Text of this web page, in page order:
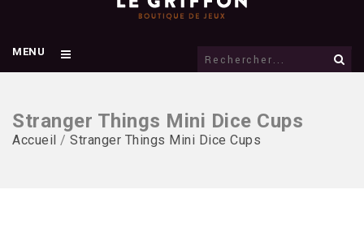
MENU
Stranger Things Mini Dice Cups
Accueil / Stranger Things Mini Dice Cups